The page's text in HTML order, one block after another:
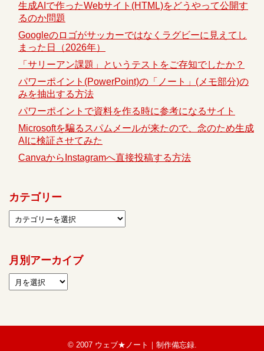
生成AIで作ったWebサイト(HTML)をどうやって公開す
るのか問題
Googleのロゴがサッカーではなくラグビーに見えてし
まった日（2026年）
「サリーアン課題」というテストをご存知でしたか？
パワーポイント(PowerPoint)の「ノート」(メモ部分)の
みを抽出する方法
パワーポイントで資料を作る時に参考になるサイト
Microsoftを騙るスパムメールが来たので、念のため生成
AIに検証させてみた
CanvaからInstagramへ直接投稿する方法
カテゴリー
月別アーカイブ
© 2007 ウェブ★ノート｜制作備忘録.